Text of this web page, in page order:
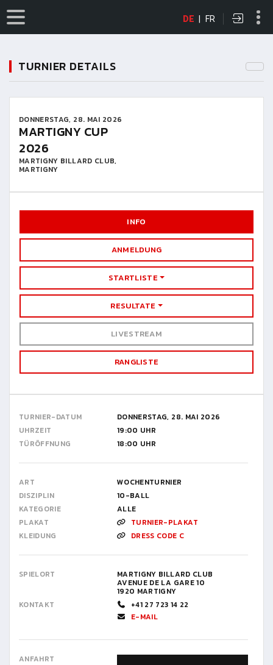
DE | FR
TURNIER DETAILS
DONNERSTAG, 28. MAI 2026
MARTIGNY CUP
2026
MARTIGNY BILLARD CLUB,
MARTIGNY
INFO
ANMELDUNG
STARTLISTE
RESULTATE
LIVESTREAM
RANGLISTE
TURNIER-DATUM
DONNERSTAG, 28. MAI 2026
UHRZEIT
19:00 UHR
TÜRÖFFNUNG
18:00 UHR
ART
WOCHENTURNIER
DISZIPLIN
10-BALL
KATEGORIE
ALLE
PLAKAT
TURNIER-PLAKAT
KLEIDUNG
DRESS CODE C
SPIELORT MARTIGNY BILLARD CLUB
AVENUE DE LA GARE 10
1920 MARTIGNY
KONTAKT
+41 27 723 14 22
E-MAIL
ANFAHRT